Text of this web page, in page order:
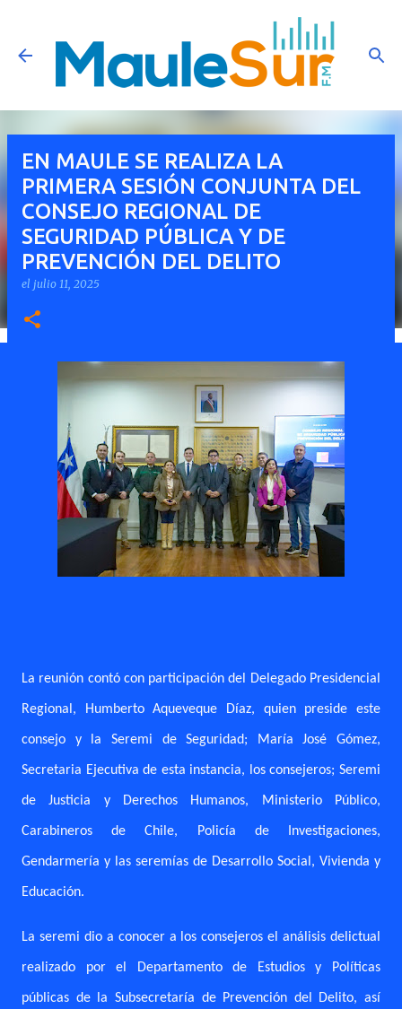
Ir al contenido principal
EN MAULE SE REALIZA LA
PRIMERA SESIÓN CONJUNTA DEL
CONSEJO REGIONAL DE
SEGURIDAD PÚBLICA Y DE
PREVENCIÓN DEL DELITO
el julio 11, 2025
La reunión contó con participación del Delegado Presidencial
Regional, Humberto Aqueveque Díaz, quien preside este
consejo y la Seremi de Seguridad; María José Gómez,
Secretaria Ejecutiva de esta instancia, los consejeros; Seremi
de Justicia y Derechos Humanos, Ministerio Público,
Carabineros de Chile, Policía de Investigaciones,
Gendarmería y las seremías de Desarrollo Social, Vivienda y
Educación.
La seremi dio a conocer a los consejeros el análisis delictual
realizado por el Departamento de Estudios y Políticas
públicas de la Subsecretaría de Prevención del Delito, así